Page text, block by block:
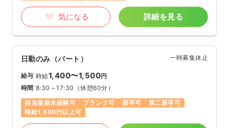
気になる 詳細を見る
日勤のみ（パート） 一時募集休止
給与 時給1,400〜1,500円
時間 8:30～17:30 （休憩60分）
担当業務未経験可
ブランク可 新卒可
第二新卒可
時給1,500円以上可